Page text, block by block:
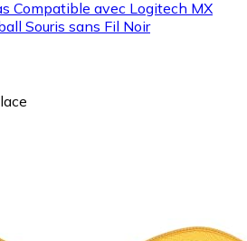
Compatible avec Logitech MX
Souris sans Fil Noir